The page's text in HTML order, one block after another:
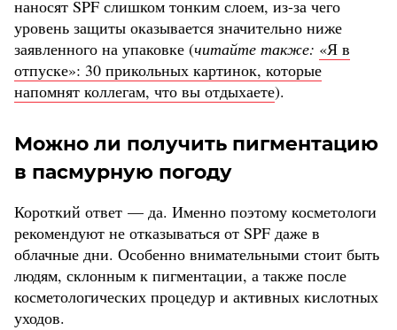
наносят SPF слишком тонким слоем, из-за чего
уровень защиты оказывается значительно ниже
заявленного на упаковке (читайте также: «Я в
отпуске»: 30 прикольных картинок, которые
напомнят коллегам, что вы отдыхаете).
Можно ли получить пигментацию
в пасмурную погоду
Короткий ответ — да. Именно поэтому косметологи
рекомендуют не отказываться от SPF даже в
облачные дни. Особенно внимательными стоит быть
людям, склонным к пигментации, а также после
косметологических процедур и активных кислотных
уходов.